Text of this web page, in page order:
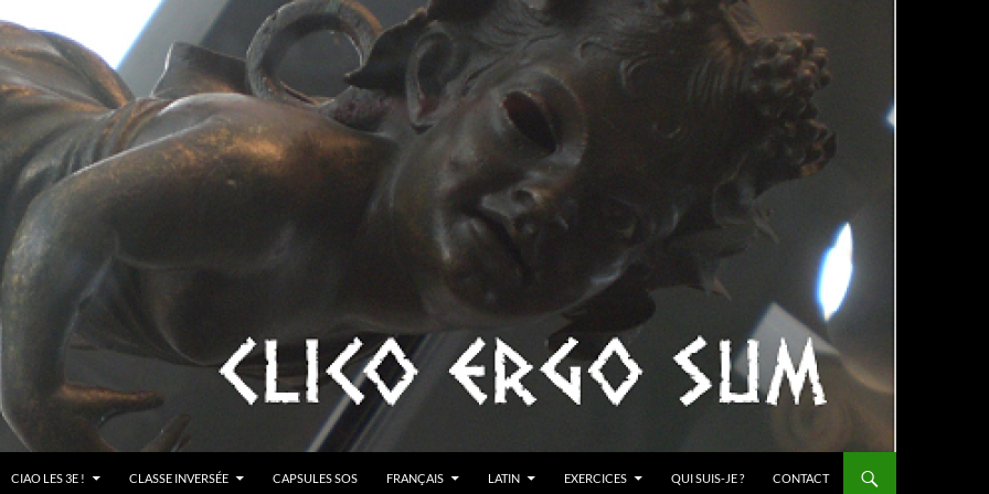
CIAO LES 3E ! CLASSE INVERSÉE CAPSULES SOS FRANÇAIS LATIN EXERCICES QUI SUIS-JE ? CONTACT